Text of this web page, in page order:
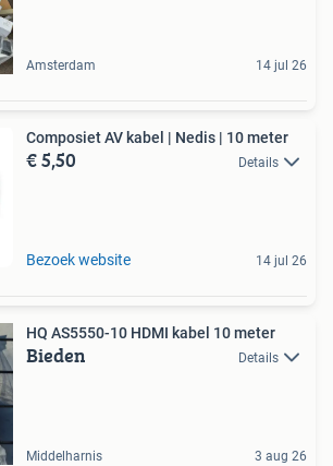
Amsterdam 14 jul 26
Composiet AV kabel | Nedis | 10 meter
€ 5,50 Details
Bezoek website 14 jul 26
HQ AS5550-10 HDMI kabel 10 meter
Bieden Details
Middelharnis 3 aug 26